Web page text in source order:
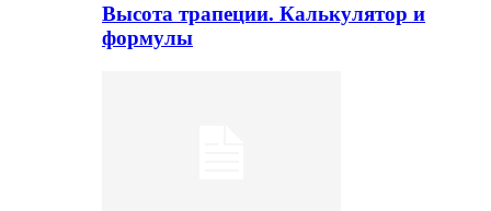
Высота трапеции. Калькулятор и
формулы